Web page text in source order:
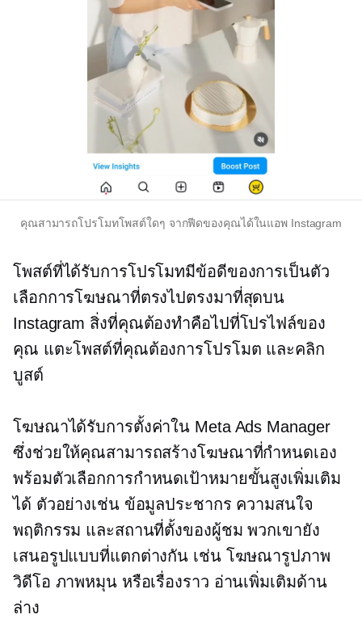
คุณสามารถโปรโมทโพสต์ใดๆ จากฟีดของคุณได้ในแอพ Instagram
โพสต์ที่ได้รับการโปรโมทมีข้อดีของการเป็นตัว
เลือกการโฆษณาที่ตรงไปตรงมาที่สุดบน
Instagram สิ่งที่คุณต้องทำคือไปที่โปรไฟล์ของ
คุณ แตะโพสต์ที่คุณต้องการโปรโมต และคลิก
บูสต์
โฆษณาได้รับการตั้งค่าใน Meta Ads Manager
ซึ่งช่วยให้คุณสามารถสร้างโฆษณาที่กำหนดเอง
พร้อมตัวเลือกการกำหนดเป้าหมายขั้นสูงเพิ่มเติม
ได้ ตัวอย่างเช่น ข้อมูลประชากร ความสนใจ
พฤติกรรม และสถานที่ตั้งของผู้ชม พวกเขายัง
เสนอรูปแบบที่แตกต่างกัน เช่น โฆษณารูปภาพ
วิดีโอ ภาพหมุน หรือเรื่องราว อ่านเพิ่มเติมด้าน
ล่าง